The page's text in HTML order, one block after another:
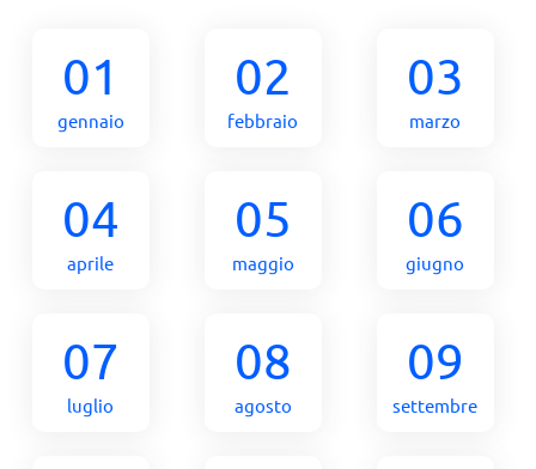
01
gennaio
02
febbraio
03
marzo
04
aprile
05
maggio
06
giugno
07
luglio
08
agosto
09
settembre